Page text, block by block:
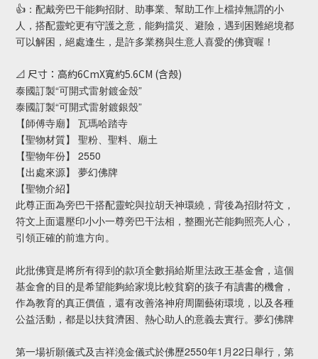
👍：配戴旁巴干能夠招財、助事業、幫助工作上檔掉無謂的小
人，搭配靈蛇更有守護之意，能夠擋災、避險，遇到困難絕境都
可以解困，絕處逢生，是許多業務與生意人喜愛的佛寶喔！
📐 尺寸：高約6CmX寬約5.6CM (含殼)
泰國訂製“可開式雷射鍍金殼”
泰國訂製“可開式雷射鍍銀殼”
【師傅寺廟】 瓦瑪哈踏寺
【聖物材質】 聖粉、聖料、廟土
【聖物年份】 2550
【出處來源】 夢幻佛牌
【聖物介紹】
此尊正面為旁巴干搭配靈蛇與拉胡天神環繞，背後為招財符文，
符文上面還壓印小小一尊旁巴干法相，整圈光芒能夠照亮人心，
引領正確的前進方向。
此批佛寶是將所有得到的款項全數捐給斯里法政王基金會，這個
基金會的目的是希望能夠給家境比較貧窮的孩子有讀書的機會，
作為教育的真正價值，還有改善洛神府周圍藝術環境，以及各種
公益活動，都是以扶貧濟困、熱心助人的意義去實行。夢幻佛牌
第一場祈願儀式及吉祥澆金儀式於佛歷2550年1月22日舉行，第